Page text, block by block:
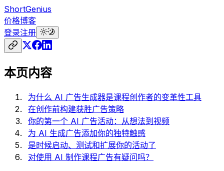
ShortGenius
价格博客
登录注册
本页内容
为什么 AI 广告生成器是课程创作者的变革性工具
在创作前构建获胜广告策略
你的第一个 AI 广告活动：从想法到视频
为 AI 生成广告添加你的独特触感
是时候启动、测试和扩展你的活动了
对使用 AI 制作课程广告有疑问吗？